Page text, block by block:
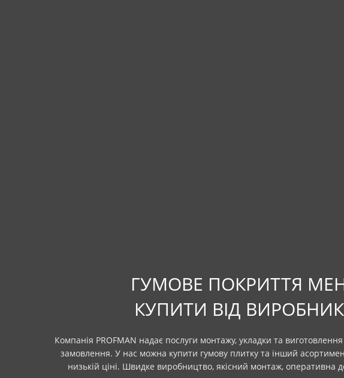
ГУМОВЕ ПОКРИТТЯ
КУПИТИ ВІД
Компанія PROFMAN надає послуги монтажу, укладки та
замовлення. У нас можна купити гумову плитку та інший
низькій ціні. Швидке виробництво, якісний монтаж, оперативна